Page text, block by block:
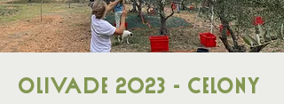
OLIVADE 2023 - CELONY